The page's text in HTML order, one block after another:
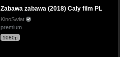
Zabawa zabawa (2018) Cały film PL
KinoSwiat
premium
1080p